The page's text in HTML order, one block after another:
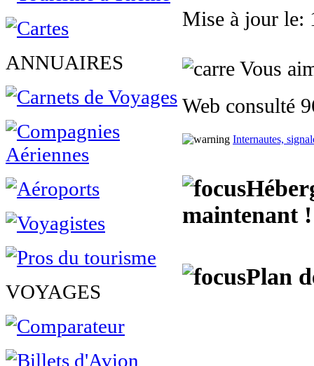
ANNUAIRES
VOYAGES
Mise à jour le:
Vous
Web consulté
Internautes,
maintenant !
Plan